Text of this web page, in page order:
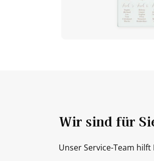
Wir sind für
Unser Service-Team